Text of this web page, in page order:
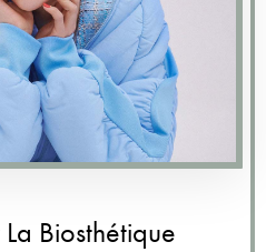
Biosthétique